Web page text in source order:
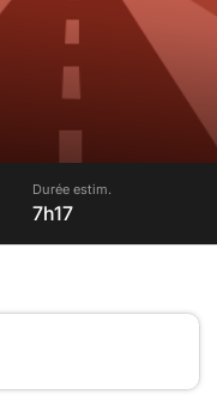
Durée estim.
7h17